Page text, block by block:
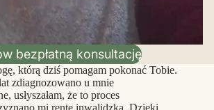
bezpłatną konsultację
którą dziś pomagam pokonać Tobie.
zdiagnozowano u mnie
usłyszałam, że to proces